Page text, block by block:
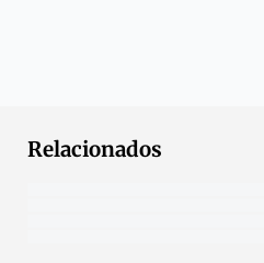
Relacionados